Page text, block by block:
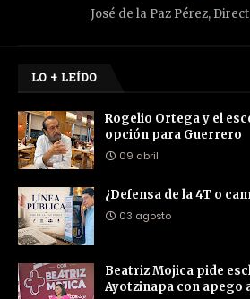
José de la Paz Pérez,
LO + LEÍDO
Rogelio Ortega y el
opción para Guerrero
09 abril
¿Defensa de la 4T o
03 agosto
Beatriz Mojica pide
Ayotzinapa con apego